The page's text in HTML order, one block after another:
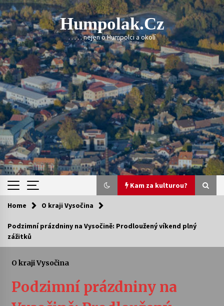
Skip
to
content
Humpolak.cz
. . . . . nejen o Humpolci a okolí
Kam za kulturou?
Kam za kulturou?
Vernisáž výstavy Josefíny Duškové: Stávám se
kapkou
Home O kraji Vysočina
Podzimní prázdniny na Vysočině: Prodloužený víkend plný
zážitků
O kraji Vysočina
Podzimní prázdniny na